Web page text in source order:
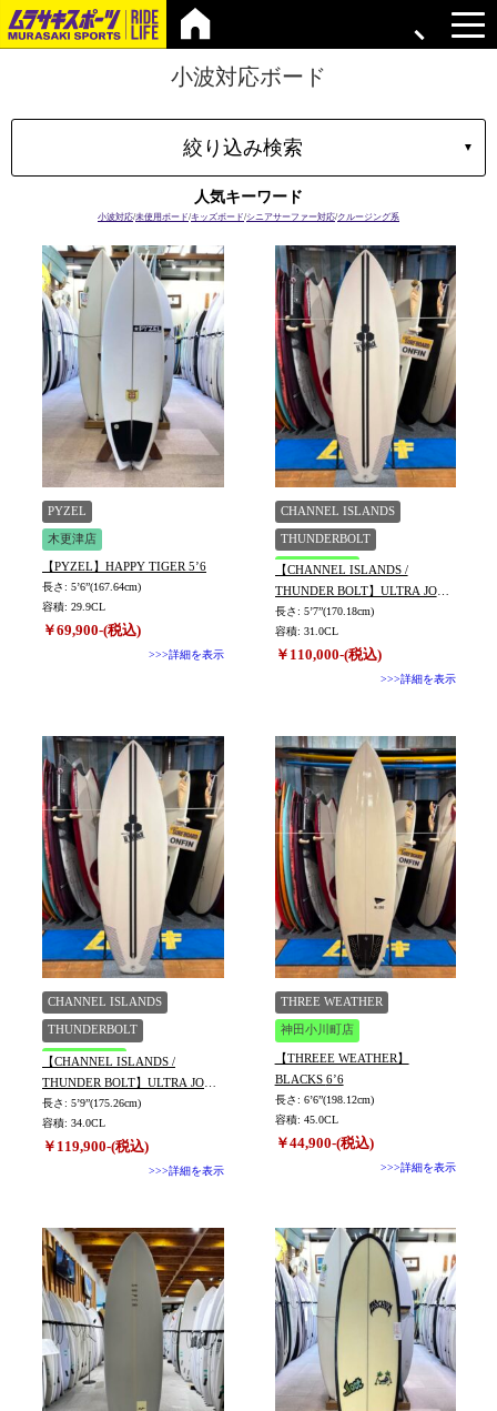
小波対応ボード
絞り込み検索 ▼
ブランド
長さ
容積
プラグ
ボードの特性
価格
在庫店舗
TYPE
人気キーワード
小波対応/未使用ボード/キッズボード/シニアサーファー対応/クルージング系
PYZEL
木更津店
【PYZEL】HAPPY TIGER 5’6
長さ: 5’6”(167.64cm)
容積: 29.9CL
￥69,900-(税込)
>>>詳細を表示
CHANNEL ISLANDS
THUNDERBOLT
神田小川町店
【CHANNEL ISLANDS /
THUNDER BOLT】ULTRA JOE
C-6 WIRED 5’7
長さ: 5’7”(170.18cm)
容積: 31.0CL
￥110,000-(税込)
>>>詳細を表示
CHANNEL ISLANDS
THUNDERBOLT
神田小川町店
【CHANNEL ISLANDS /
THUNDER BOLT】ULTRA JOE
C-6 WIRED 5’9
長さ: 5’9”(175.26cm)
容積: 34.0CL
￥119,900-(税込)
>>>詳細を表示
THREE WEATHER
神田小川町店
【THREEE WEATHER】
BLACKS 6’6
長さ: 6’6”(198.12cm)
容積: 45.0CL
￥44,900-(税込)
>>>詳細を表示